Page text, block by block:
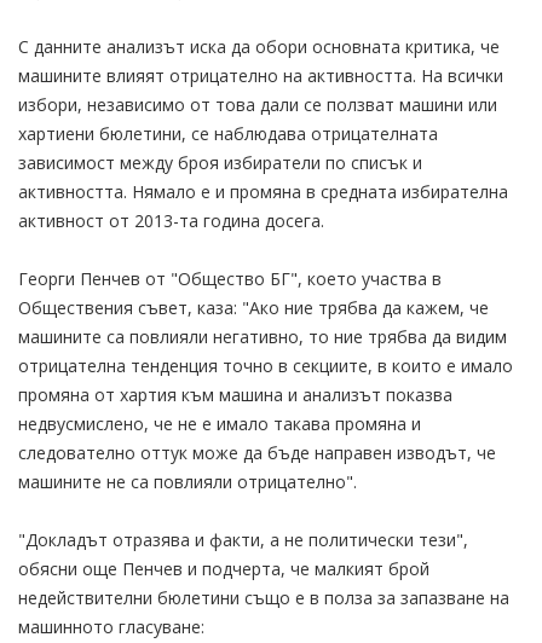
С данните анализът иска да обори основната критика, че
машините влияят отрицателно на активността. На всички
избори, независимо от това дали се ползват машини или
хартиени бюлетини, се наблюдава отрицателната
зависимост между броя избиратели по списък и
активността. Нямало е и промяна в средната избирателна
активност от 2013-та година досега.
Георги Пенчев от "Общество БГ", което участва в
Обществения съвет, каза: "Ако ние трябва да кажем, че
машините са повлияли негативно, то ние трябва да видим
отрицателна тенденция точно в секциите, в които е имало
промяна от хартия към машина и анализът показва
недвусмислено, че не е имало такава промяна и
следователно оттук може да бъде направен изводът, че
машините не са повлияли отрицателно".
"Докладът отразява и факти, а не политически тези",
обясни още Пенчев и подчерта, че малкият брой
недействителни бюлетини също е в полза за запазване на
машинното гласуване: